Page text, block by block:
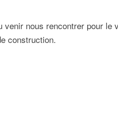
venir nous rencontrer pour le
construction.